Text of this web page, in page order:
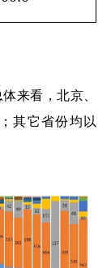
体来看，北京、
其它省份均以